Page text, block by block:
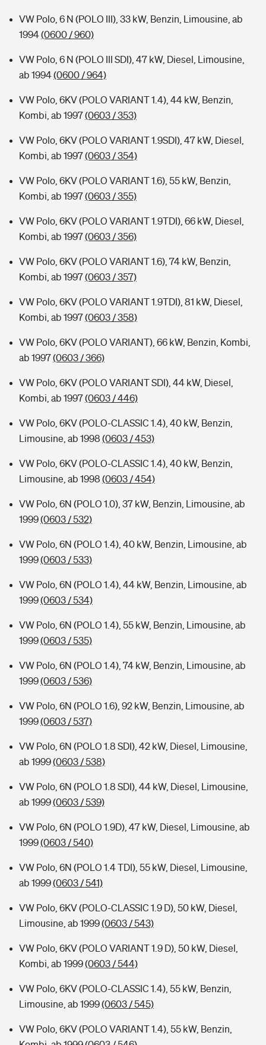
VW Polo, 6 N (POLO III), 33 kW, Benzin, Limousine, ab
1994(0600 / 960)
VW Polo, 6 N (POLO III SDI), 47 kW, Diesel, Limousine,
ab 1994(0600 / 964)
VW Polo, 6KV (POLO VARIANT 1.4), 44 kW, Benzin,
Kombi, ab 1997(0603 / 353)
VW Polo, 6KV (POLO VARIANT 1.9SDI), 47 kW, Diesel,
Kombi, ab 1997(0603 / 354)
VW Polo, 6KV (POLO VARIANT 1.6), 55 kW, Benzin,
Kombi, ab 1997(0603 / 355)
VW Polo, 6KV (POLO VARIANT 1.9TDI), 66 kW, Diesel,
Kombi, ab 1997(0603 / 356)
VW Polo, 6KV (POLO VARIANT 1.6), 74 kW, Benzin,
Kombi, ab 1997(0603 / 357)
VW Polo, 6KV (POLO VARIANT 1.9TDI), 81 kW, Diesel,
Kombi, ab 1997(0603 / 358)
VW Polo, 6KV (POLO VARIANT), 66 kW, Benzin, Kombi,
ab 1997(0603 / 366)
VW Polo, 6KV (POLO VARIANT SDI), 44 kW, Diesel,
Kombi, ab 1997(0603 / 446)
VW Polo, 6KV (POLO-CLASSIC 1.4), 40 kW, Benzin,
Limousine, ab 1998 (0603 / 453)
VW Polo, 6KV (POLO-CLASSIC 1.4), 40 kW, Benzin,
Limousine, ab 1998 (0603 / 454)
VW Polo, 6N (POLO 1.0), 37 kW, Benzin, Limousine, ab
1999(0603 / 532)
VW Polo, 6N (POLO 1.4), 40 kW, Benzin, Limousine, ab
1999(0603 / 533)
VW Polo, 6N (POLO 1.4), 44 kW, Benzin, Limousine, ab
1999(0603 / 534)
VW Polo, 6N (POLO 1.4), 55 kW, Benzin, Limousine, ab
1999(0603 / 535)
VW Polo, 6N (POLO 1.4), 74 kW, Benzin, Limousine, ab
1999(0603 / 536)
VW Polo, 6N (POLO 1.6), 92 kW, Benzin, Limousine, ab
1999(0603 / 537)
VW Polo, 6N (POLO 1.8 SDI), 42 kW, Diesel, Limousine,
ab 1999(0603 / 538)
VW Polo, 6N (POLO 1.8 SDI), 44 kW, Diesel, Limousine,
ab 1999(0603 / 539)
VW Polo, 6N (POLO 1.9D), 47 kW, Diesel, Limousine, ab
1999(0603 / 540)
VW Polo, 6N (POLO 1.4 TDI), 55 kW, Diesel, Limousine,
ab 1999(0603 / 541)
VW Polo, 6KV (POLO-CLASSIC 1.9 D), 50 kW, Diesel,
Limousine, ab 1999(0603 / 543)
VW Polo, 6KV (POLO VARIANT 1.9 D), 50 kW, Diesel,
Kombi, ab 1999(0603 / 544)
VW Polo, 6KV (POLO-CLASSIC 1.4), 55 kW, Benzin,
Limousine, ab 1999(0603 / 545)
VW Polo, 6KV (POLO VARIANT 1.4), 55 kW, Benzin,